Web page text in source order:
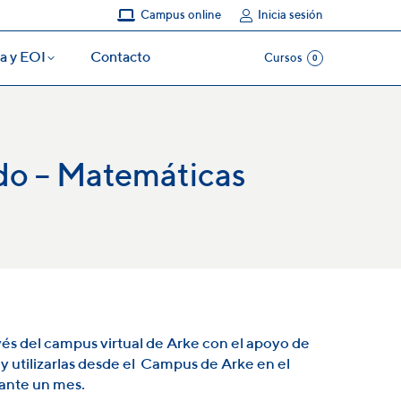
Campus online Inicia sesión
y EOI Contacto Cursos 0
– Matemáticas
del campus virtual de Arke con el apoyo de
utilizarlas desde el Campus de Arke en el
un mes.